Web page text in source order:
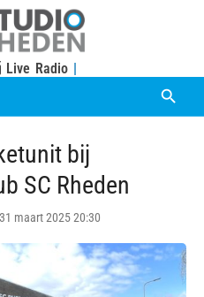
Live Radio |
bij
SC Rheden
Posted
31 maart 2025 20:30